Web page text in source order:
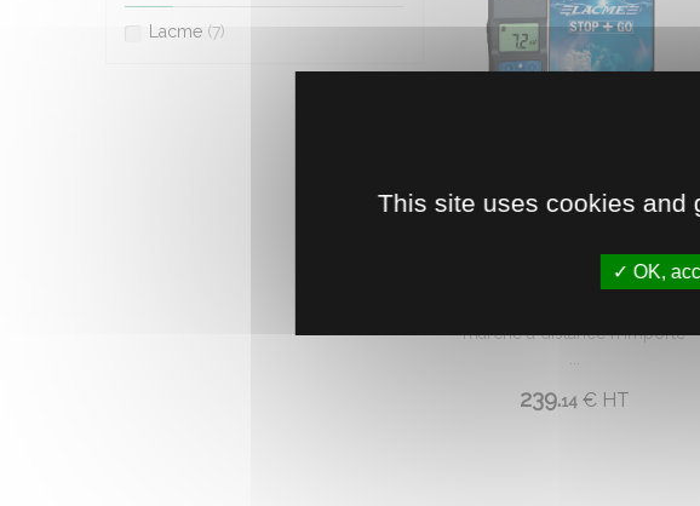
Télécommande qui permet
marche à distance n'importe
239.14 €HT
Lacme (7)
This site uses cookies and
OK,